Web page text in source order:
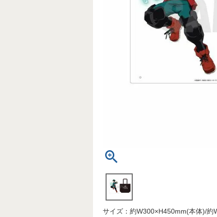
サイズ：約W300×H450mm(本体)/